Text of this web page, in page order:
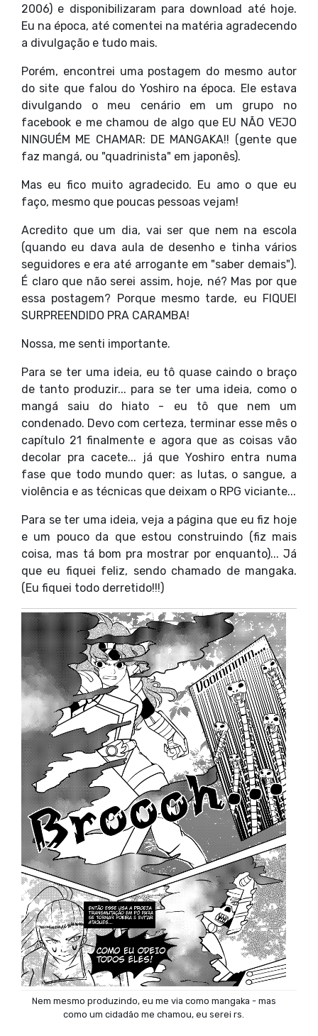
2006) e disponibilizaram para download até hoje.
Eu na época, até comentei na matéria agradecendo
a divulgação e tudo mais.
Porém, encontrei uma postagem do mesmo autor
do site que falou do Yoshiro na época. Ele estava
divulgando o meu cenário em um grupo no
facebook e me chamou de algo que EU NÃO VEJO
NINGUÉM ME CHAMAR: DE MANGAKA!! (gente que
faz mangá, ou "quadrinista" em japonês).
Mas eu fico muito agradecido. Eu amo o que eu
faço, mesmo que poucas pessoas vejam!
Acredito que um dia, vai ser que nem na escola
(quando eu dava aula de desenho e tinha vários
seguidores e era até arrogante em "saber demais").
É claro que não serei assim, hoje, né? Mas por que
essa postagem? Porque mesmo tarde, eu FIQUEI
SURPREENDIDO PRA CARAMBA!
Nossa, me senti importante.
Para se ter uma ideia, eu tô quase caindo o braço
de tanto produzir... para se ter uma ideia, como o
mangá saiu do hiato - eu tô que nem um
condenado. Devo com certeza, terminar esse mês o
capítulo 21 finalmente e agora que as coisas vão
decolar pra cacete... já que Yoshiro entra numa
fase que todo mundo quer: as lutas, o sangue, a
violência e as técnicas que deixam o RPG viciante...
Para se ter uma ideia, veja a página que eu fiz hoje
e um pouco da que estou construindo (fiz mais
coisa, mas tá bom pra mostrar por enquanto)... Já
que eu fiquei feliz, sendo chamado de mangaka.
(Eu fiquei todo derretido!!!)
Nem mesmo produzindo, eu me via como mangaka - mas
como um cidadão me chamou, eu serei rs.